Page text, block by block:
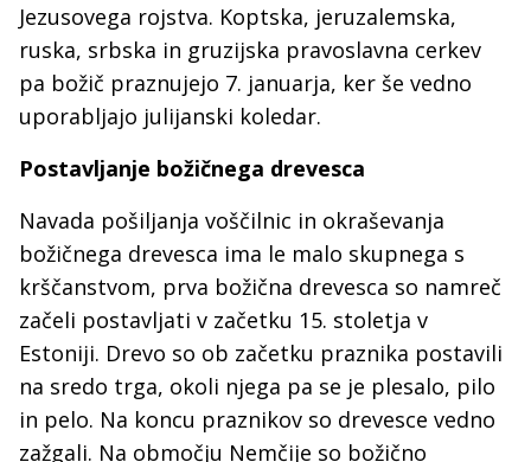
Jezusovega rojstva. Koptska, jeruzalemska,
ruska, srbska in gruzijska pravoslavna cerkev
pa božič praznujejo 7. januarja, ker še vedno
uporabljajo julijanski koledar.
Postavljanje božičnega drevesca
Navada pošiljanja voščilnic in okraševanja
božičnega drevesca ima le malo skupnega s
krščanstvom, prva božična drevesca so namreč
začeli postavljati v začetku 15. stoletja v
Estoniji. Drevo so ob začetku praznika postavili
na sredo trga, okoli njega pa se je plesalo, pilo
in pelo. Na koncu praznikov so drevesce vedno
zažgali. Na območju Nemčije so božično